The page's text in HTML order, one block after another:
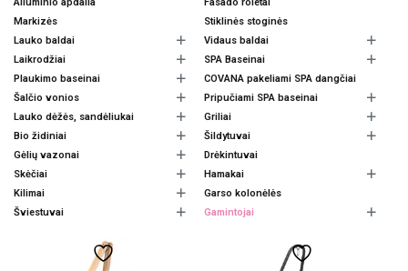
Markizės
Stiklinės stoginės
Lauko baldai
Vidaus baldai
Laikrodžiai
SPA Baseinai
Plaukimo baseinai
COVANA pakeliami SPA dangčiai
Šalčio vonios
Pripučiami SPA baseinai
Lauko dėžės, sandėliukai
Griliai
Bio židiniai
Šildytuvai
Gėlių vazonai
Drėkintuvai
Skėčiai
Hamakai
Kilimai
Garso kolonėlės
Šviestuvai
Gamintojai